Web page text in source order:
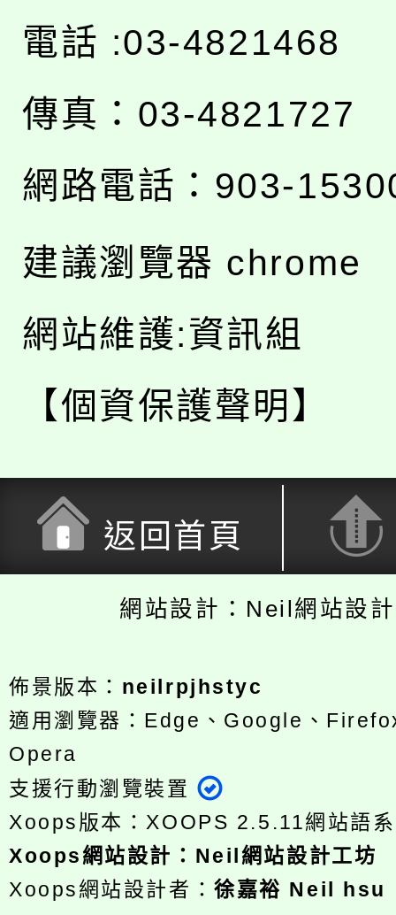
電話 :03-4821468
傳真：03-4821727
網路電話：903-
建議瀏覽器 chrome
網站維護:資訊組
【個資保護聲明】
返回首頁
網站設計：Neil網站設
佈景版本： neilrpjhstyc
適用瀏覽器：Edge、Google、
Opera
支援行動瀏覽裝置
Xoops版本：XOOPS 2.5.11網站語
Xoops網站設計 ： Neil網站設計工坊
Xoops網站設計者：徐嘉裕 Neil hsu